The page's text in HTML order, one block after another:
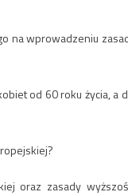
na wprowadzeniu
od 60 roku życia, a
oraz zasady